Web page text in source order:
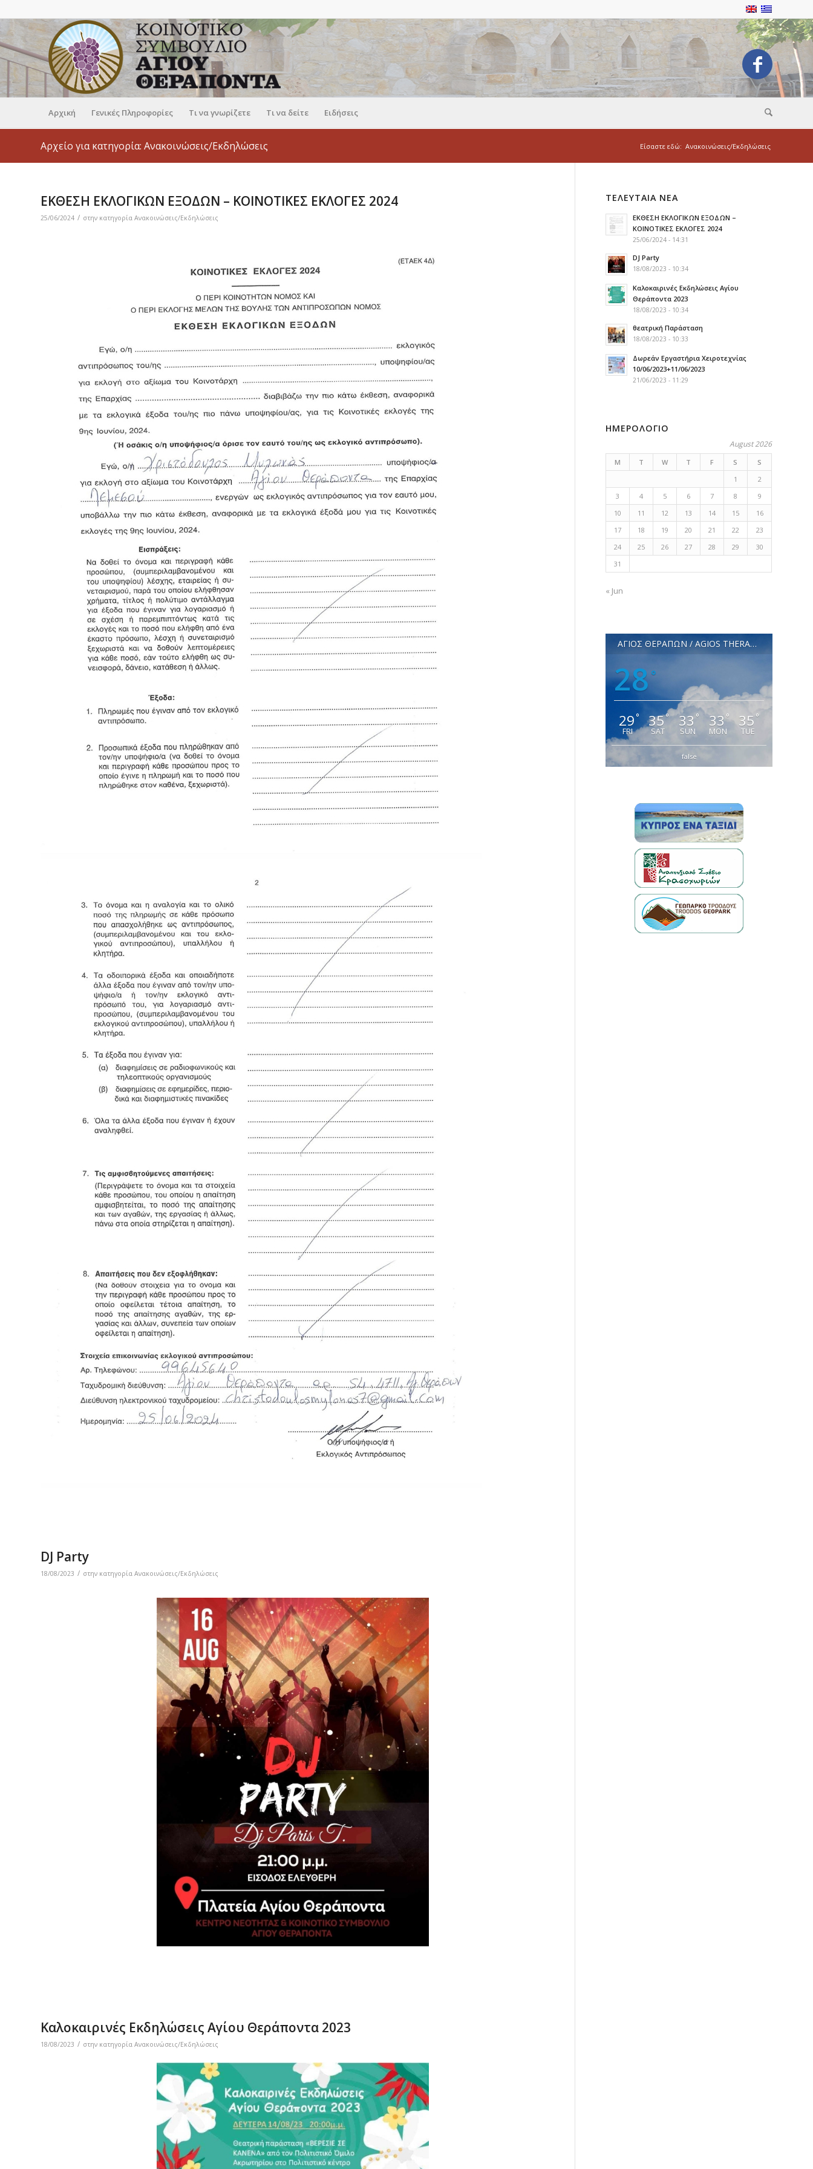
Αρχική Γενικές Πληροφορίες Τι να γνωρίζετε Τι να δείτε Ειδήσεις
Αρχείο για κατηγορία: Ανακοινώσεις/Εκδηλώσεις Είσαστε εδώ: Ανακοινώσεις/Εκδηλώσεις
ΕΚΘΕΣΗ ΕΚΛΟΓΙΚΩΝ ΕΞΟΔΩΝ – ΚΟΙΝΟΤΙΚΕΣ ΕΚΛΟΓΕΣ 2024
25/06/2024 / στην κατηγορία Ανακοινώσεις/Εκδηλώσεις
DJ Party
18/08/2023 / στην κατηγορία Ανακοινώσεις/Εκδηλώσεις
Καλοκαιρινές Εκδηλώσεις Αγίου Θεράποντα 2023
18/08/2023 / στην κατηγορία Ανακοινώσεις/Εκδηλώσεις
ΤΕΛΕΥΤΑΙΑ ΝΕΑ
ΕΚΘΕΣΗ ΕΚΛΟΓΙΚΩΝ ΕΞΟΔΩΝ –
ΚΟΙΝΟΤΙΚΕΣ ΕΚΛΟΓΕΣ 2024
25/06/2024 - 14:31
DJ Party
18/08/2023 - 10:34
Καλοκαιρινές Εκδηλώσεις Αγίου
Θεράποντα 2023
18/08/2023 - 10:34
θεατρική Παράσταση
18/08/2023 - 10:33
Δωρεάν Εργαστήρια Χειροτεχνίας
10/06/2023+11/06/2023
21/06/2023 - 11:29
ΗΜΕΡΟΛΟΓΙΟ
August 2026
M T W T F S
S
1
2
3
4 5 6 7 8
9
10
11 12 13 14 15
16
17
18 19 20 21 22
23
24
25 26 27 28 29
30
31
« Jun
ΑΓΙΟΣ ΘΕΡΑΠΩΝ / AGIOS THERAPON
28°
29°
FRI
35°
SAT
33 °
SUN
33°
MON
35 °
TUE
false